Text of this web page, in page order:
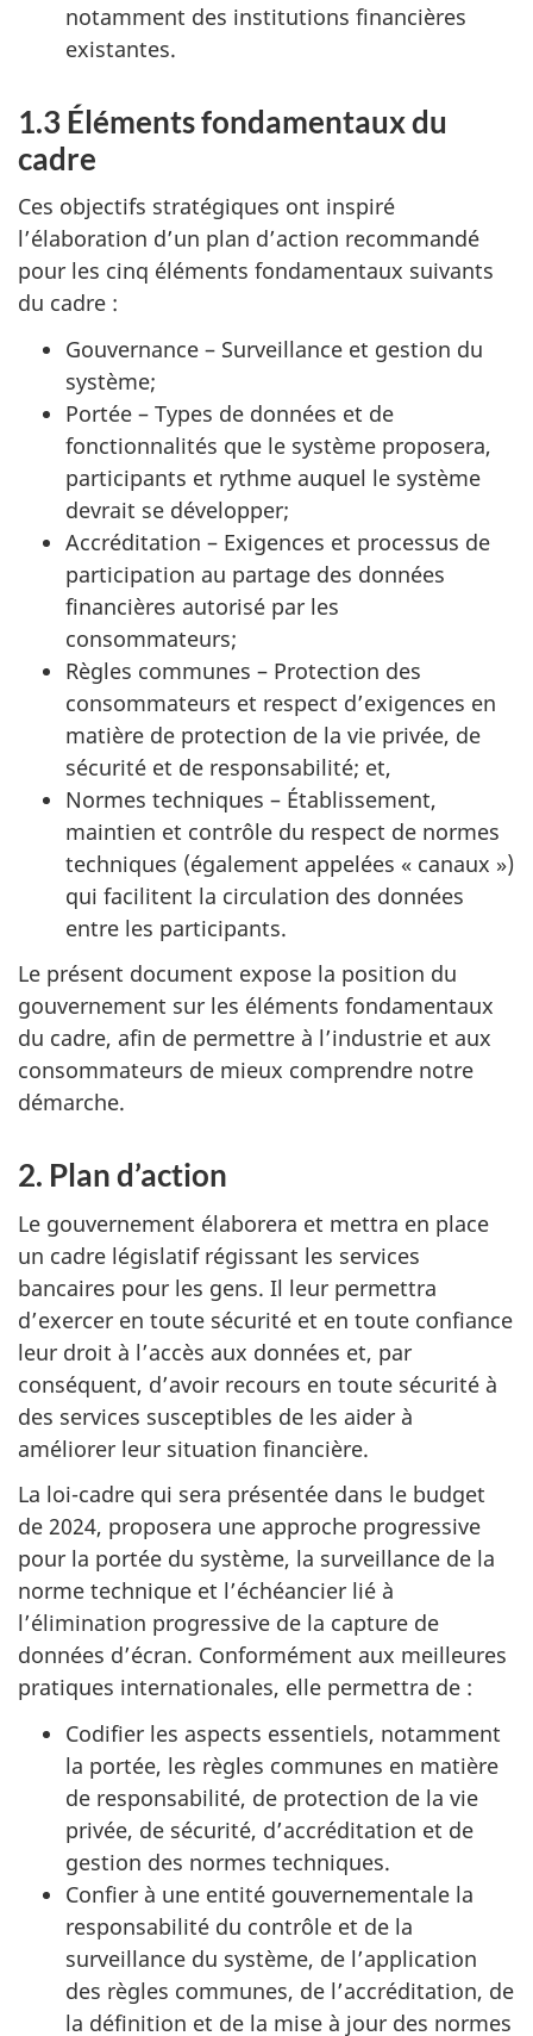
notamment des institutions financières
existantes.
1.3 Éléments fondamentaux du
cadre
Ces objectifs stratégiques ont inspiré
l’élaboration d’un plan d’action recommandé
pour les cinq éléments fondamentaux suivants
du cadre :
Gouvernance – Surveillance et gestion du
système;
Portée – Types de données et de
fonctionnalités que le système proposera,
participants et rythme auquel le système
devrait se développer;
Accréditation – Exigences et processus de
participation au partage des données
financières autorisé par les
consommateurs;
Règles communes – Protection des
consommateurs et respect d’exigences en
matière de protection de la vie privée, de
sécurité et de responsabilité; et,
Normes techniques – Établissement,
maintien et contrôle du respect de normes
techniques (également appelées « canaux »)
qui facilitent la circulation des données
entre les participants.
Le présent document expose la position du
gouvernement sur les éléments fondamentaux
du cadre, afin de permettre à l’industrie et aux
consommateurs de mieux comprendre notre
démarche.
2. Plan d’action
Le gouvernement élaborera et mettra en place
un cadre législatif régissant les services
bancaires pour les gens. Il leur permettra
d’exercer en toute sécurité et en toute confiance
leur droit à l’accès aux données et, par
conséquent, d’avoir recours en toute sécurité à
des services susceptibles de les aider à
améliorer leur situation financière.
La loi-cadre qui sera présentée dans le budget
de 2024, proposera une approche progressive
pour la portée du système, la surveillance de la
norme technique et l’échéancier lié à
l’élimination progressive de la capture de
données d’écran. Conformément aux meilleures
pratiques internationales, elle permettra de :
Codifier les aspects essentiels, notamment
la portée, les règles communes en matière
de responsabilité, de protection de la vie
privée, de sécurité, d’accréditation et de
gestion des normes techniques.
Confier à une entité gouvernementale la
responsabilité du contrôle et de la
surveillance du système, de l’application
des règles communes, de l’accréditation, de
la définition et de la mise à jour des normes